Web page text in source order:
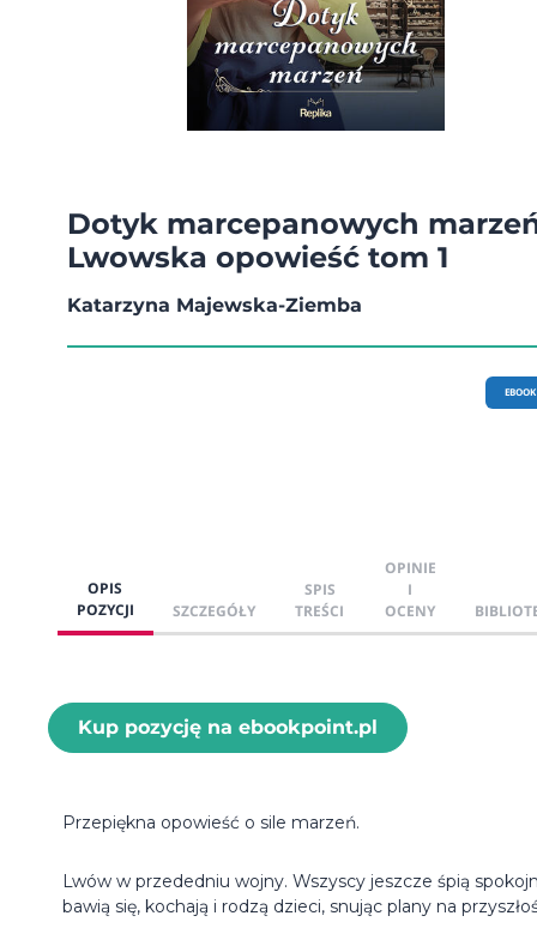
Dotyk marcepanowych
Lwowska opowieść tom 1
Katarzyna Majewska-Ziemba
EBOOK
OPIS
POZYCJI
SZCZEGÓŁY
SPIS
TREŚCI
OPINIE
I
OCENY
Kup pozycję na ebookpoint.pl
Przepiękna opowieść o sile marzeń.
Lwów w przededniu wojny. Wszyscy jeszcze śpią
bawią się, kochają i rodzą dzieci, snując plany na